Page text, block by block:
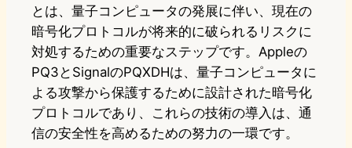
とは、量子コンピュータの発展に伴い、現在の
暗号化プロトコルが将来的に破られるリスクに
対処するための重要なステップです。Appleの
PQ3とSignalのPQXDHは、量子コンピュータに
よる攻撃から保護するために設計された暗号化
プロトコルであり、これらの技術の導入は、通
信の安全性を高めるための努力の一環です。